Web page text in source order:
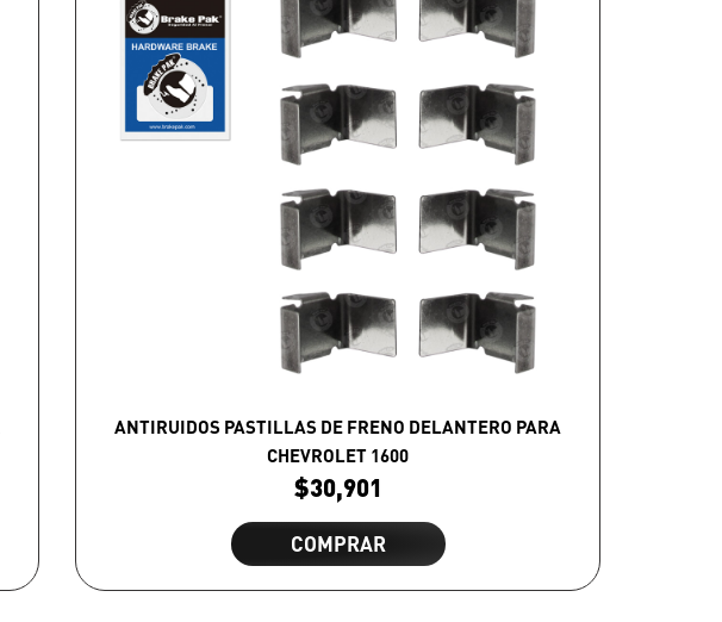
ANTIRUIDOS PASTILLAS DE FRENO DELANTERO PARA
CHEVROLET 1600
$30,901
COMPRAR